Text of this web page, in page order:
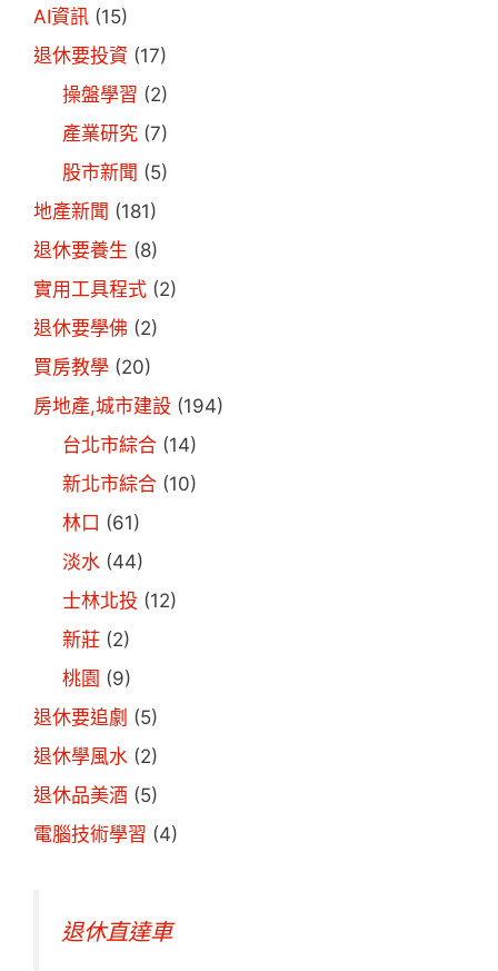
AI資訊 (15)
退休要投資 (17)
操盤學習 (2)
產業研究(7)
股市新聞 (5)
地產新聞 (181)
退休要養生 (8)
實用工具程式 (2)
退休要學佛 (2)
買房教學 (20)
房地產,城市建設 (194)
台北市綜合(14)
新北市綜合(10)
林口 (61)
淡水(44)
士林北投 (12)
新莊(2)
桃園 (9)
退休要追劇 (5)
退休學風水 (2)
退休品美酒 (5)
電腦技術學習 (4)
退休直達車